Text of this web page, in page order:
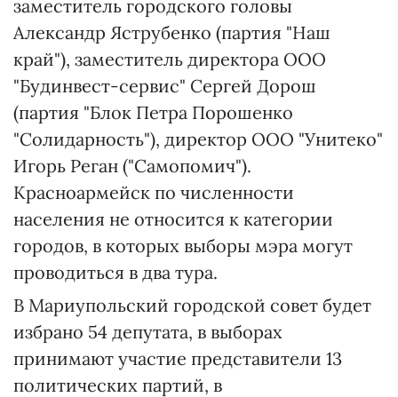
заместитель городского головы
Александр Яструбенко (партия "Наш
край"), заместитель директора ООО
"Будинвест-сервис" Сергей Дорош
(партия "Блок Петра Порошенко
"Солидарность"), директор ООО "Унитеко"
Игорь Реган ("Самопомич").
Красноармейск по численности
населения не относится к категории
городов, в которых выборы мэра могут
проводиться в два тура.
В Мариупольский городской совет будет
избрано 54 депутата, в выборах
принимают участие представители 13
политических партий, в